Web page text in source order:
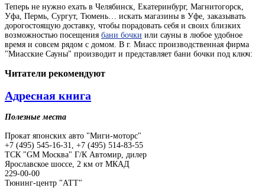
Теперь не нужно ехать в Челябинск, Екатеринбург, Магнитогорск,
Уфа, Пермь, Сургут, Тюмень… искать магазины в Уфе, заказывать
дорогостоящую доставку, чтобы порадовать себя и своих близких
возможностью посещения бани бочки или сауны в любое удобное
время и совсем рядом с домом. В г. Миасс производственная фирма
"Миасские Сауны" производит и представляет бани бочки под ключ:
Читатели рекомендуют
Адресная книга
Полезные места
Прокат японских авто "Миги-моторс"
+7 (495) 545-16-31, +7 (495) 514-83-55
ТСК "GM Москва" Г/К Автомир, дилер
Ярославское шоссе, 2 км от МКАД
229-00-00
Тюнинг-центр "АТТ"